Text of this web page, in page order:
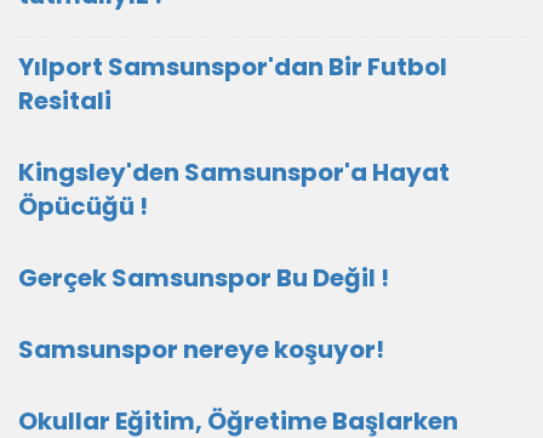
Yılport Samsunspor'dan Bir Futbol
Resitali
Kingsley'den Samsunspor'a Hayat
Öpücüğü !
Gerçek Samsunspor Bu Değil !
Samsunspor nereye koşuyor!
Okullar Eğitim, Öğretime Başlarken